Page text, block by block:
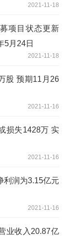
2021-11-18
项目状态更新
5月24日
2021-11-18
股 预期11月26
2021-11-16
损失1428万 实
2021-11-16
利润为3.15亿元
2021-11-16
业收入20.87亿